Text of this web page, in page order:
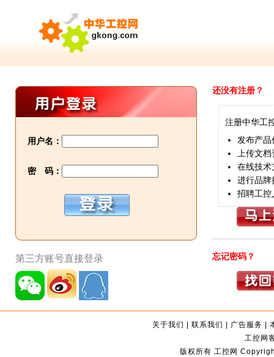
用户名：
密 码：
第三方账号直接登录
还没有注册？
注册中华工
发布产品
上传文档
在线技术
进行品牌
招聘工控
忘记密码？
关于我们 |联系我们 | 广告服务 |
工控网
版权所有 工控网